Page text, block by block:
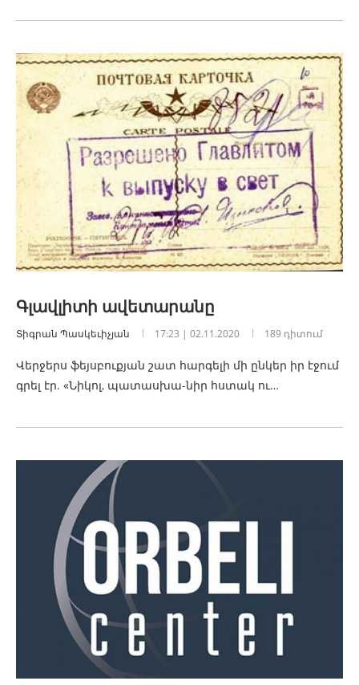
Գլավլիտի ավետարանը
Տիգրան Պասկեւիչյան 17:23 | 02.11.2020 189 դիտում
Վերջերս ֆեյսբուքյան շատ հարգելի մի ընկեր իր էջում
գրել էր. «Նիկոլ, պատասխա-նիր հստակ ու…